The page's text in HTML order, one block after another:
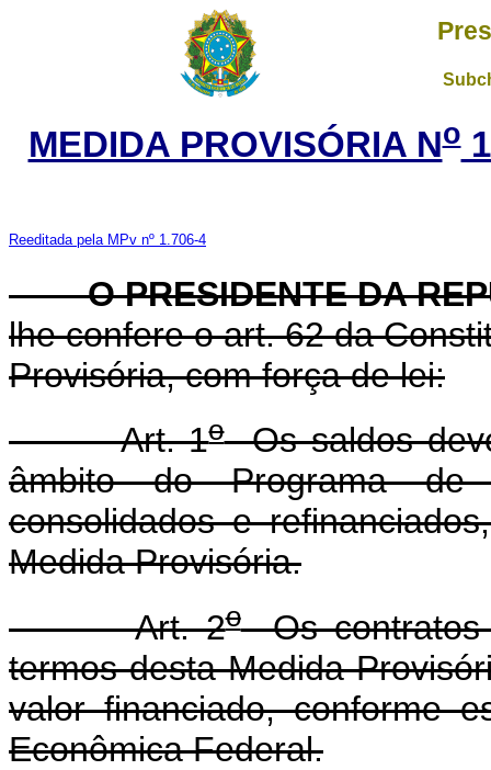
MEDIDA PROVISÓRIA No
Reeditada pela MPv nº 1.706-4
O PRESIDENTE DA
lhe confere o art. 62 da
Provisória, com força de lei:
Art. 1oOs saldos
âmbito do Programa de
consolidados e
Medida Provisória.
Art. 2oOs contratos
termos desta Medida
valor financiado, conforme
Econômica Federal.